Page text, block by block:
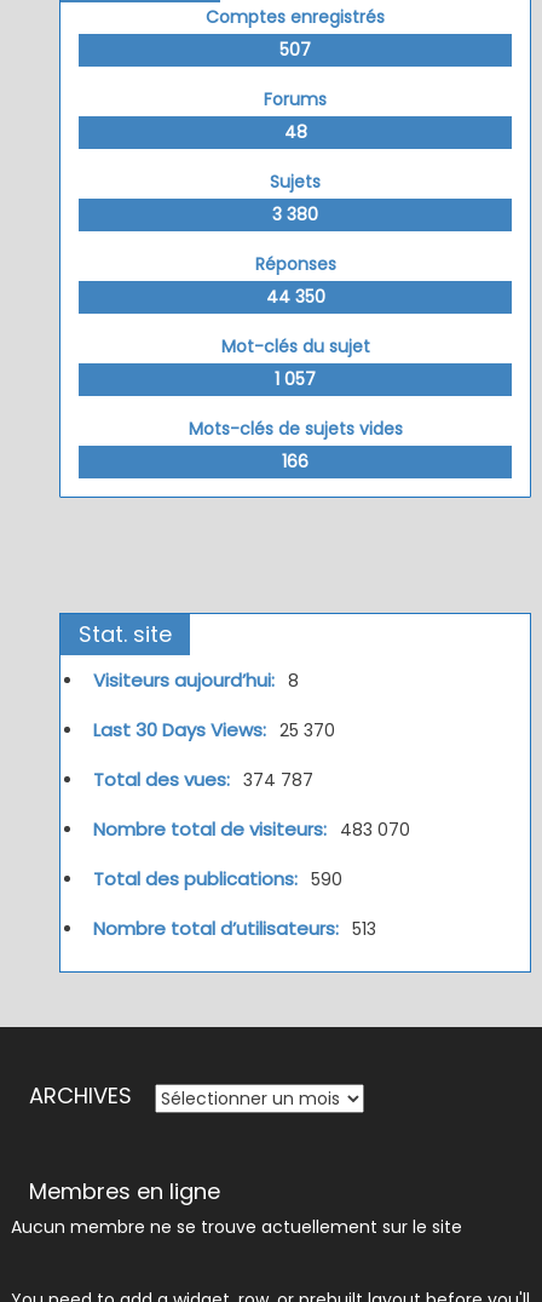
Comptes enregistrés
507
Forums
48
Sujets
3 380
Réponses
44 350
Mot-clés du sujet
1 057
Mots-clés de sujets vides
166
Stat. site
Visiteurs aujourd’hui: 8
Last 30 Days Views: 25 370
Total des vues: 374 787
Nombre total de visiteurs: 483 070
Total des publications: 590
Nombre total d’utilisateurs: 513
ARCHIVES ARCHIVES
Membres en ligne
Aucun membre ne se trouve actuellement sur le site